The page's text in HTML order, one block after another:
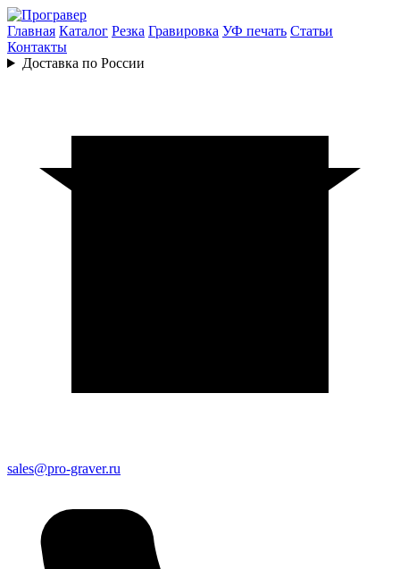
Главная Каталог Резка Гравировка УФ печать Статьи
Контакты
Доставка по России
sales@pro-graver.ru